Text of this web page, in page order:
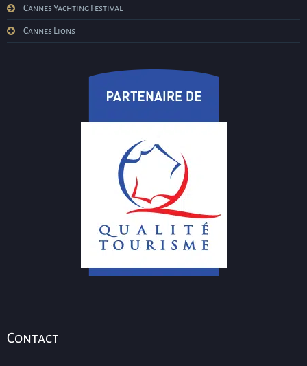
Cannes Yachting Festival
Cannes Lions
Contact